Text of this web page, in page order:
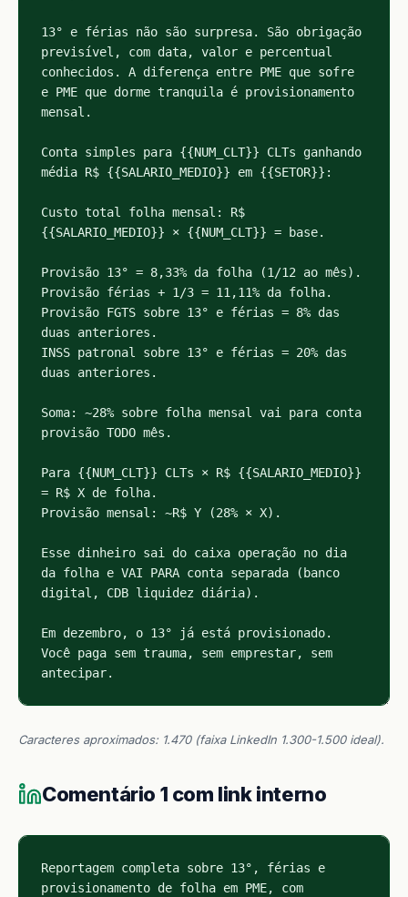
Caracteres aproximados: 1.470 (faixa LinkedIn 1.300-1.500 ideal).
Comentário 1 com link interno